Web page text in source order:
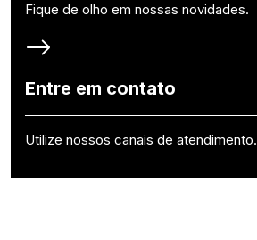
Fique de olho em nossas novidades.
Entre em contato
Utilize nossos canais de atendimento.